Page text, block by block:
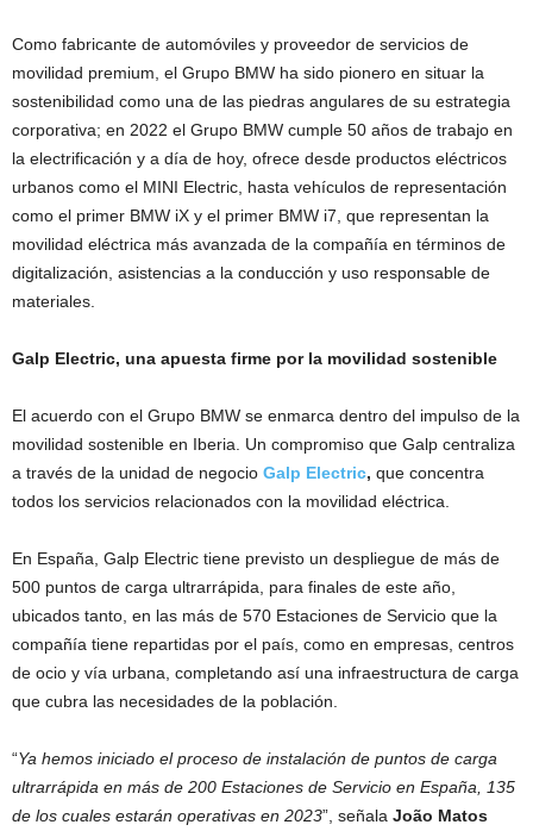
Como fabricante de automóviles y proveedor de servicios de
movilidad premium, el Grupo BMW ha sido pionero en situar la
sostenibilidad como una de las piedras angulares de su estrategia
corporativa; en 2022 el Grupo BMW cumple 50 años de trabajo en
la electrificación y a día de hoy, ofrece desde productos eléctricos
urbanos como el MINI Electric, hasta vehículos de representación
como el primer BMW iX y el primer BMW i7, que representan la
movilidad eléctrica más avanzada de la compañía en términos de
digitalización, asistencias a la conducción y uso responsable de
materiales.
Galp Electric, una apuesta firme por la movilidad sostenible
El acuerdo con el Grupo BMW se enmarca dentro del impulso de la
movilidad sostenible en Iberia. Un compromiso que Galp centraliza
a través de la unidad de negocio Galp Electric, que concentra
todos los servicios relacionados con la movilidad eléctrica.
En España, Galp Electric tiene previsto un despliegue de más de
500 puntos de carga ultrarrápida, para finales de este año,
ubicados tanto, en las más de 570 Estaciones de Servicio que la
compañía tiene repartidas por el país, como en empresas, centros
de ocio y vía urbana, completando así una infraestructura de carga
que cubra las necesidades de la población.
“Ya hemos iniciado el proceso de instalación de puntos de carga
ultrarrápida en más de 200 Estaciones de Servicio en España, 135
de los cuales estarán operativas en 2023”, señala João Matos